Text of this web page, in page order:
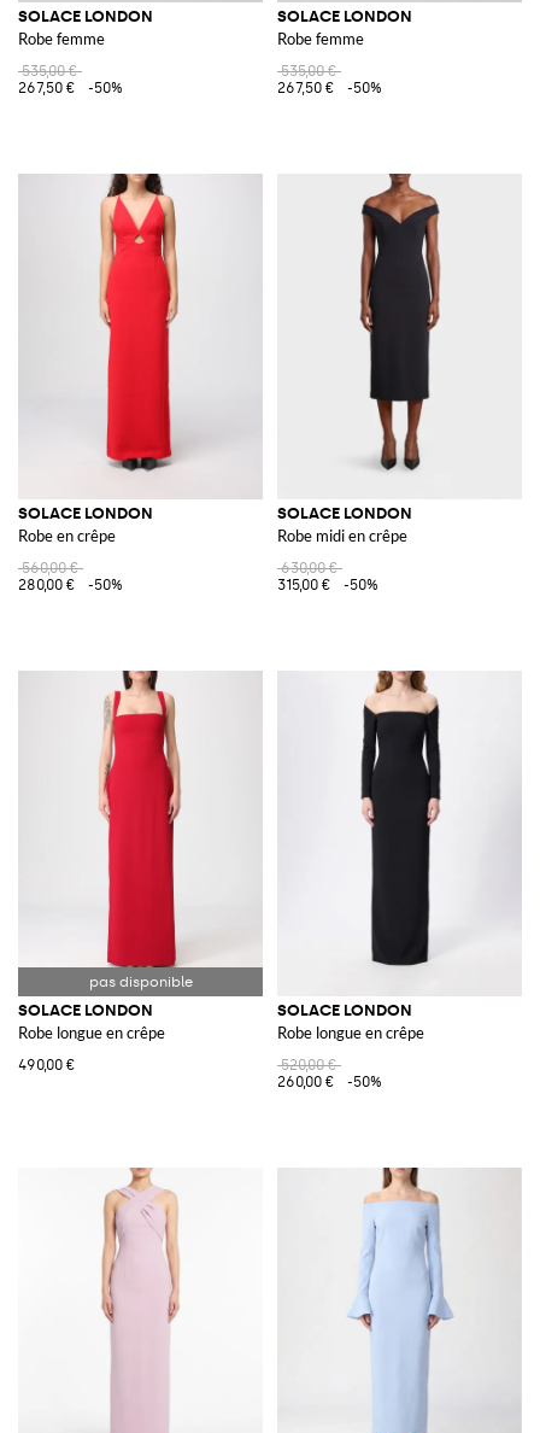
SOLACE LONDON
Robe femme
535,00 €
267,50 €
-50%
SOLACE LONDON
Robe femme
535,00 €
267,50 €
-50%
SOLACE LONDON
Robe en crêpe
560,00 €
280,00 €
-50%
SOLACE LONDON
Robe midi en crêpe
630,00 €
315,00 €
-50%
SOLACE LONDON
Robe longue en crêpe
490,00 €
SOLACE LONDON
Robe longue en crêpe
520,00 €
260,00 €
-50%